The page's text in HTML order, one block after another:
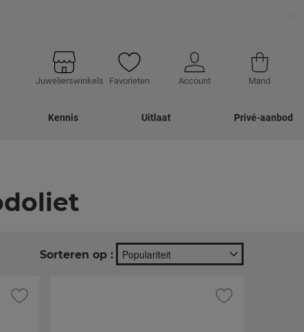
Juwelierswinkels Favorieten Account Mand
Kennis Uitlaat Privé-aanbod
Sorteren op : Populariteit